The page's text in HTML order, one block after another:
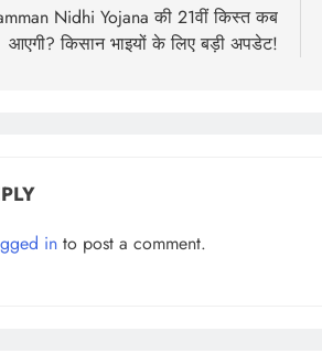
Nidhi Yojana की 21वीं किस्त कब
आएगी? किसान भाइयों के लिए बड़ी अपडेट!
in to post a comment.